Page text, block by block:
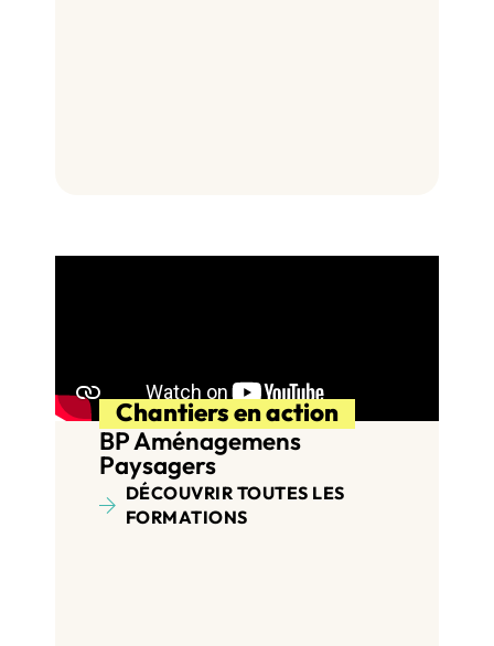
Chantiers en action
BP Aménagemens
Paysagers
DÉCOUVRIR TOUTES LES
FORMATIONS